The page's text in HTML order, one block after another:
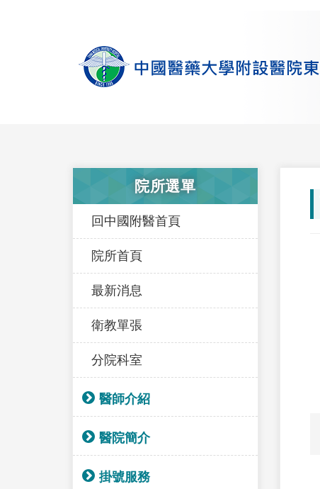
院所選單
回中國附醫首頁
院所首頁
最新消息
衛教單張
分院科室
醫師介紹
醫院簡介
掛號服務